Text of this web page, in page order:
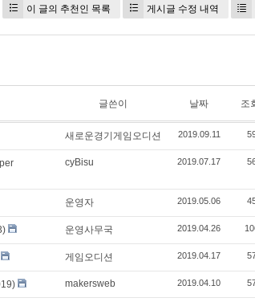
이 글의 추천인 목록 게시글 수정 내역
글쓴이 날짜 조
새로운경기게임오디션 2019.09.11
cyBisu 2019.07.17
운영자 2019.05.06
운영사무국 2019.04.26
게임오디션 2019.04.17
makersweb 2019.04.10